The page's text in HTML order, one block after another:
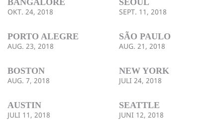
OKT. 24, 2018 SEPT. 11, 2018
PORTO ALEGRE
AUG. 23, 2018
SÃO PAULO
AUG. 21, 2018
BOSTON
AUG. 7, 2018
NEW YORK
JULI 24, 2018
AUSTIN
JULI 11, 2018
SEATTLE
JUNI 12, 2018